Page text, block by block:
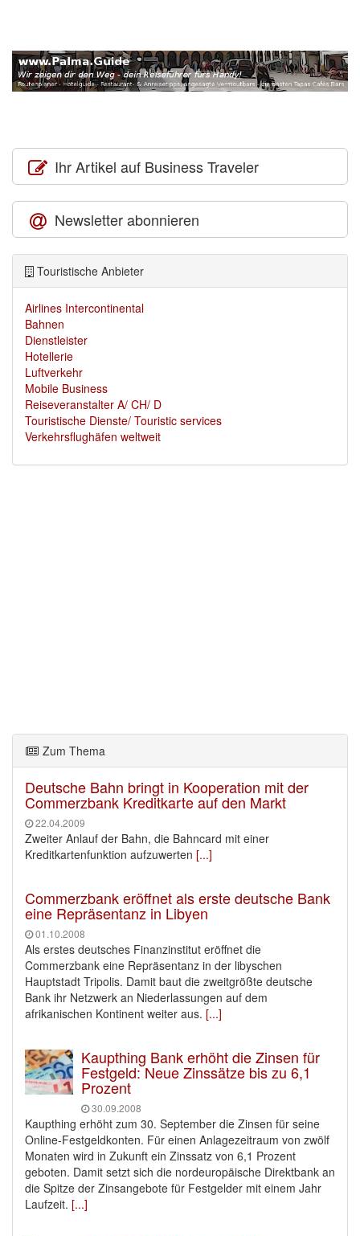
Ihr Artikel auf Business Traveler
Newsletter abonnieren
Touristische Anbieter
Airlines Intercontinental
Bahnen
Dienstleister
Hotellerie
Luftverkehr
Mobile Business
Reiseveranstalter A/ CH/ D
Touristische Dienste/ Touristic services
Verkehrsflughäfen weltweit
Zum Thema
Deutsche Bahn bringt in Kooperation mit der
Commerzbank Kreditkarte auf den Markt
22.04.2009
Zweiter Anlauf der Bahn, die Bahncard mit einer
Kreditkartenfunktion aufzuwerten [...]
Commerzbank eröffnet als erste deutsche Bank
eine Repräsentanz in Libyen
01.10.2008
Als erstes deutsches Finanzinstitut eröffnet die
Commerzbank eine Repräsentanz in der libyschen
Hauptstadt Tripolis. Damit baut die zweitgrößte deutsche
Bank ihr Netzwerk an Niederlassungen auf dem
afrikanischen Kontinent weiter aus. [...]
Kaupthing Bank erhöht die Zinsen für
Festgeld: Neue Zinssätze bis zu 6,1
Prozent
30.09.2008
Kaupthing erhöht zum 30. September die Zinsen für seine
Online-Festgeldkonten. Für einen Anlagezeitraum von zwölf
Monaten wird in Zukunft ein Zinssatz von 6,1 Prozent
geboten. Damit setzt sich die nordeuropäische Direktbank an
die Spitze der Zinsangebote für Festgelder mit einem Jahr
Laufzeit. [...]